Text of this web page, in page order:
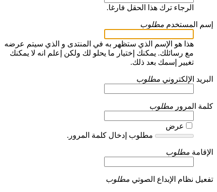
الرجاء ترك هذا الحقل فارغا.
إسم المستخدم مطلوب
هذا هو الإسم الذي ستظهر به في المنتدى و الذي سيتم عرضه
مع رسائلك. يمكنك إختيار ما يحلو لك ولكن إعلم انه لا يمكنك
تغيير إسمك بعد ذلك.
البريد الإلكتروني مطلوب
كلمة المرور مطلوب
عرض
مطلوب إدخال كلمة المرور.
الإقامة مطلوب
تفعيل نظام الإبداع الصوتي مطلوب